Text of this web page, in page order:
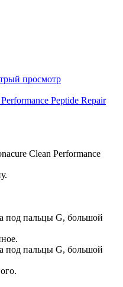
просмотр
Peptide Repair
Clean Performance
под пальцы G, большой
под пальцы G, большой